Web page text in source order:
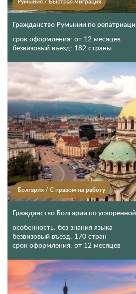
Румыния / Быстрая миграция
Гражданство Румынии по
срок оформления: от 12 месяцев
безвизовый въезд: 182 страны
Болгария / С правом на работу
Гражданство Болгарии по
особенность: без знания языка
безвизовый въезд: 170 стран
срок оформления: от 12 месяцев